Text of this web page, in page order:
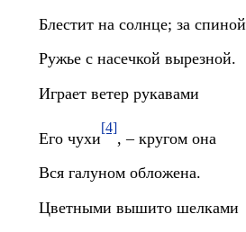
Блестит на солнце; за спиной
Ружье с насечкой вырезной.
Играет ветер рукавами
Его чухи
[4]
, – кругом она
Вся галуном обложена.
Цветными вышито шелками